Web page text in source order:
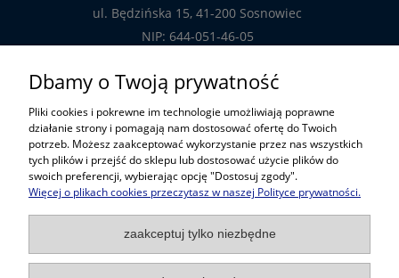
ul. Będzińska 15, 41-200 Sosnowiec
NIP: 644-051-46-05
tel.: 32-785-29-00
tel. kom: 609-808-147
handlowy@prosper.com.pl
Informacje
Pomoc w zakupach
Popularne kategorie
Dbamy o Twoją prywatność
Pliki cookies i pokrewne im technologie umożliwiają poprawne
działanie strony i pomagają nam dostosować ofertę do Twoich
potrzeb. Możesz zaakceptować wykorzystanie przez nas wszystkich
tych plików i przejść do sklepu lub dostosować użycie plików do
swoich preferencji, wybierając opcję "Dostosuj zgody".
Więcej o plikach cookies przeczytasz w naszej Polityce prywatności.
zaakceptuj tylko niezbędne